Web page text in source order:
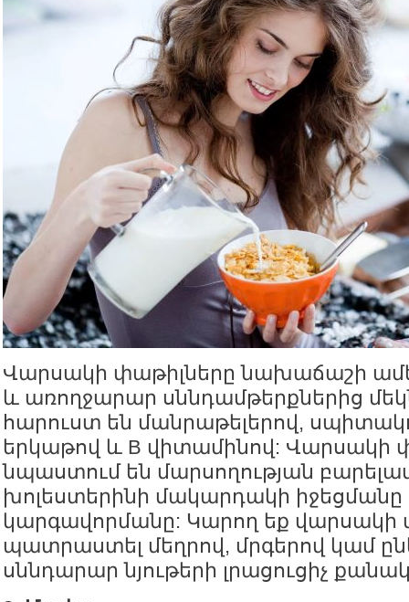
Վարսակի փաթիլները նախաճաշի
և առողջարար սննդամթերքներից
հարուստ են մանրաթելերով,
երկաթով և B վիտամինով: Վարսակի
նպաստում են մարսողության
խոլեստերինի մակարդակի իջեցմանը
կարգավորմանը: Կարող եք վարսակի
պատրաստել մեղրով, մրգերով կամ
սննդարար նյութերի լրացուցիչ